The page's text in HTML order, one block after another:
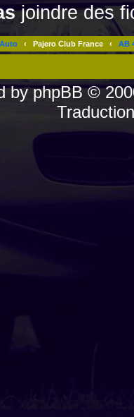
joindre des
‹ Pajero Club France ‹ AB
byphpBB©